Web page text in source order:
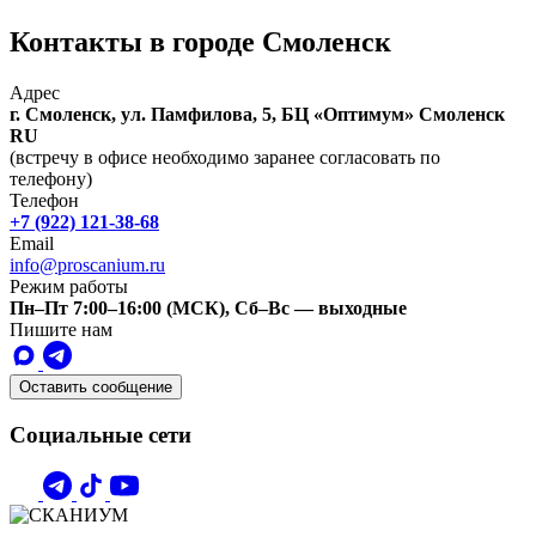
Контакты в городе Смоленск
Адрес
г. Смоленск, ул. Памфилова, 5, БЦ «Оптимум» Смоленск
RU
(встречу в офисе необходимо заранее согласовать по
телефону)
Телефон
+7 (922) 121-38-68
Email
info@proscanium.ru
Режим работы
Пн–Пт 7:00–16:00 (МСК), Сб–Вс — выходные
Пишите нам
Оставить сообщение
Социальные сети